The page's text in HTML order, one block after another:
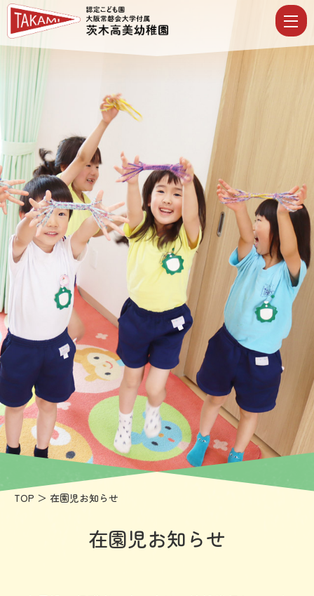
ロ
グ
イ
ど
も
園
大
阪
常
磐
会
大
学
付
属
茨
木
TOP ＞ 在園児お知らせ
在園児お知らせ